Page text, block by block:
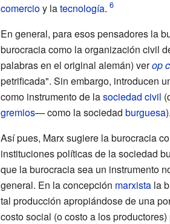
comercioy latecnología.
En general, para esos pensadores la
burocracia como la organización civil
palabras en el original alemán) verop
petrificada". Sin embargo, introducen
como instrumento de lasociedad civil
gremios— como la sociedad burguesa).
Así pues, Marx sugiere la burocracia
instituciones políticas de la sociedad
que la burocracia sea un instrumento
general. En la concepción marxistala
tal producción apropiándose de una
costo social (o costo a los